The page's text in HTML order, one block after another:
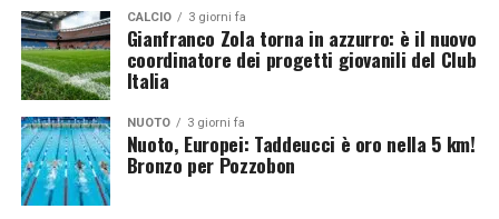
CALCIO 3 giorni fa
Gianfranco Zola torna in azzurro: è il nuovo
coordinatore dei progetti giovanili del Club
Italia
NUOTO 3 giorni fa
Nuoto, Europei: Taddeucci è oro nella 5 km!
Bronzo per Pozzobon